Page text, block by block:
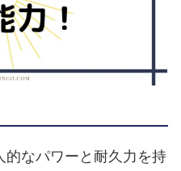
的なパワーと耐久力を持